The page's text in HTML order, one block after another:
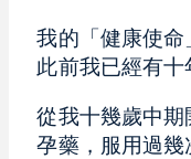
我的「健康使命
此前我已經有十
從我十幾歲中期
孕藥，服用過